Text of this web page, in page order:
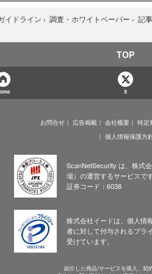
イドライン › 調査・ホワイトペーパー › 記事
TOP
X
お問合せ 広告掲載 会社概要
特定
個人情報保護方
ScanNetSecurity は、株式
場）の運営するサービスです
証券コード：6038
株式会社イードは、個人情
者に対して付与されるプラ
受けています。
紹介した商品/サービスを購入、契